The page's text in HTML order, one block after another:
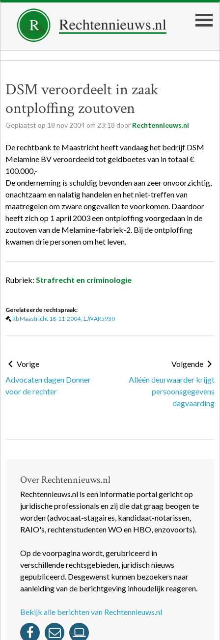
DSM veroordeelt in zaak
ontploffing zoutoven
Geplaatst op 18 nov 2004 om 23:18 door Rechtennieuws.nl
De rechtbank te Maastricht heeft vandaag het bedrijf DSM
Melamine BV veroordeeld tot geldboetes van in totaal €
100.000,-
De onderneming is schuldig bevonden aan zeer onvoorzichtig,
onachtzaam en nalatig handelen en het niet-treffen van
maatregelen om zware ongevallen te voorkomen. Daardoor
heeft zich op 1 april 2003 een ontploffing voorgedaan in de
zoutoven van de Melamine-fabriek-2. Bij de ontploffing
kwamen drie personen om het leven.
Rubriek: Strafrecht en criminologie
Gerelateerde rechtspraak:
Rb Maastricht 18-11-2004, LJNAR5930
Vorige
Advocaten dagen Donner
voor de rechter
Volgende
Alléén deurwaarder krijgt
persoonsgegevens
dagvaarding
Over Rechtennieuws.nl
Rechtennieuws.nl is een informatie portal gericht op
juridische professionals en zij die dat graag beogen te
worden (advocaat-stagaires, kandidaat-notarissen,
RAIO's, rechtenstudenten WO en HBO, enzovoorts).
Op de voorpagina wordt, gerubriceerd in
verschillende rechtsgebieden, juridisch nieuws
gepubliceerd. Desgewenst kunnen bezoekers naar
aanleiding van de berichtgeving inhoudelijk reageren.
Bekijk alle berichten van Rechtennieuws.nl